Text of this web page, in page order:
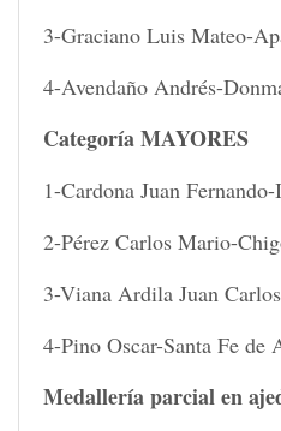
3-Graciano Luis Mateo-
4-Avendaño Andrés-
Categoría MAYORES
1-Cardona Juan
2-Pérez Carlos Mario-
3-Viana Ardila Juan
4-Pino Oscar-Santa Fe de
Medallería